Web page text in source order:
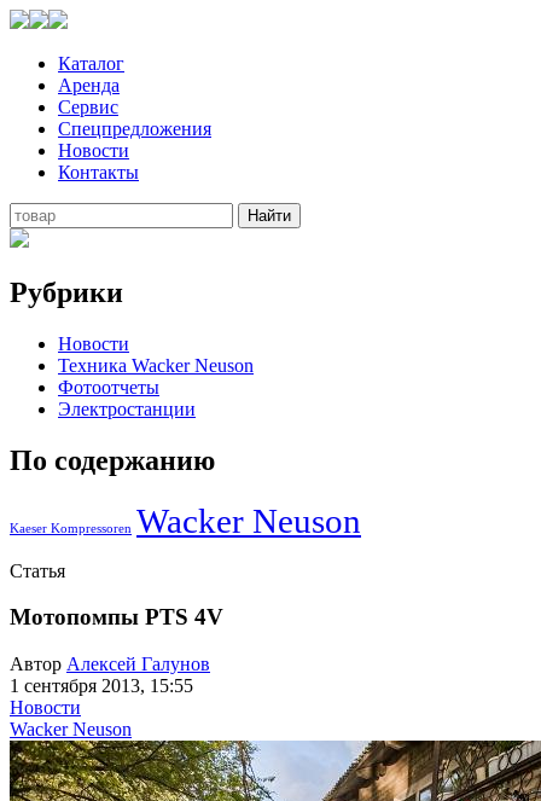
Каталог
Аренда
Сервис
Спецпредложения
Новости
Контакты
Рубрики
Новости
Техника Wacker Neuson
Фотоотчеты
Электростанции
По содержанию
Kaeser Kompressoren Wacker Neuson
Статья
Мотопомпы PTS 4V
Автор Алексей Галунов
1 сентября 2013, 15:55
Новости
Wacker Neuson